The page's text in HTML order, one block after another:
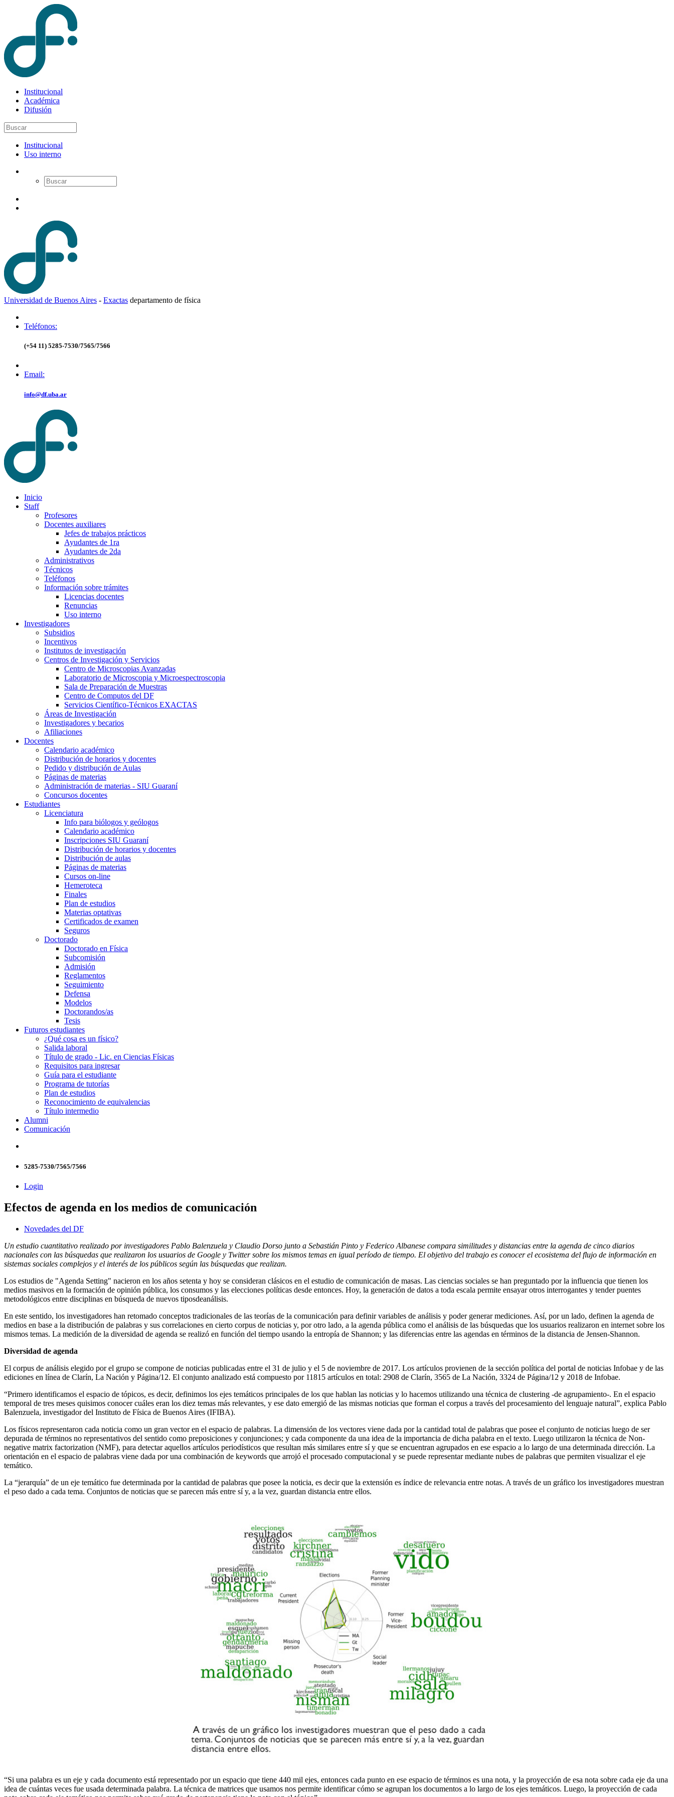
Institucional
Académica
Difusión
Institucional
Uso interno
Universidad de Buenos Aires - Exactas departamento de física
Teléfonos:
(+54 11) 5285-7530/7565/7566
Email:
info@df.uba.ar
Inicio
Staff
Profesores
Docentes auxiliares
Jefes de trabajos prácticos
Ayudantes de 1ra
Ayudantes de 2da
Administrativos
Técnicos
Teléfonos
Información sobre trámites
Licencias docentes
Renuncias
Uso interno
Investigadores
Subsidios
Incentivos
Institutos de investigación
Centros de Investigación y Servicios
Centro de Microscopias Avanzadas
Laboratorio de Microscopia y Microespectroscopia
Sala de Preparación de Muestras
Centro de Computos del DF
Servicios Científico-Técnicos EXACTAS
Áreas de Investigación
Investigadores y becarios
Afiliaciones
Docentes
Calendario académico
Distribución de horarios y docentes
Pedido y distribución de Aulas
Páginas de materias
Administración de materias - SIU Guaraní
Concursos docentes
Estudiantes
Licenciatura
Info para biólogos y geólogos
Calendario académico
Inscripciones SIU Guaraní
Distribución de horarios y docentes
Distribución de aulas
Páginas de materias
Cursos on-line
Hemeroteca
Finales
Plan de estudios
Materias optativas
Certificados de examen
Seguros
Doctorado
Doctorado en Física
Subcomisión
Admisión
Reglamentos
Seguimiento
Defensa
Modelos
Doctorandos/as
Tesis
Futuros estudiantes
¿Qué cosa es un físico?
Salida laboral
Título de grado - Lic. en Ciencias Físicas
Requisitos para ingresar
Guía para el estudiante
Programa de tutorías
Plan de estudios
Reconocimiento de equivalencias
Título intermedio
Alumni
Comunicación
5285-7530/7565/7566
Login
Efectos de agenda en los medios de comunicación
Novedades del DF
Un estudio cuantitativo realizado por investigadores Pablo Balenzuela y Claudio Dorso junto a Sebastián Pinto y Federico Albanese compara similitudes y distancias entre la agenda de cinco diarios
nacionales con las búsquedas que realizaron los usuarios de Google y Twitter sobre los mismos temas en igual período de tiempo. El objetivo del trabajo es conocer el ecosistema del flujo de información en
sistemas sociales complejos y el interés de los públicos según las búsquedas que realizan.
Los estudios de "Agenda Setting" nacieron en los años setenta y hoy se consideran clásicos en el estudio de comunicación de masas. Las ciencias sociales se han preguntado por la influencia que tienen los
medios masivos en la formación de opinión pública, los consumos y las elecciones políticas desde entonces. Hoy, la generación de datos a toda escala permite ensayar otros interrogantes y tender puentes
metodológicos entre disciplinas en búsqueda de nuevos tiposdeanálisis.
En este sentido, los investigadores han retomado conceptos tradicionales de las teorías de la comunicación para definir variables de análisis y poder generar mediciones. Así, por un lado, definen la agenda de
medios en base a la distribución de palabras y sus correlaciones en cierto corpus de noticias y, por otro lado, a la agenda pública como el análisis de las búsquedas que los usuarios realizaron en internet sobre los
mismos temas. La medición de la diversidad de agenda se realizó en función del tiempo usando la entropía de Shannon; y las diferencias entre las agendas en términos de la distancia de Jensen-Shannon.
Diversidad de agenda
El corpus de análisis elegido por el grupo se compone de noticias publicadas entre el 31 de julio y el 5 de noviembre de 2017. Los artículos provienen de la sección política del portal de noticias Infobae y de las
ediciones en línea de Clarín, La Nación y Página/12. El conjunto analizado está compuesto por 11815 artículos en total: 2908 de Clarín, 3565 de La Nación, 3324 de Página/12 y 2018 de Infobae.
“Primero identificamos el espacio de tópicos, es decir, definimos los ejes temáticos principales de los que hablan las noticias y lo hacemos utilizando una técnica de clustering -de agrupamiento-. En el espacio
temporal de tres meses quisimos conocer cuáles eran los diez temas más relevantes, y ese dato emergió de las mismas noticias que forman el corpus a través del procesamiento del lenguaje natural”, explica Pablo
Balenzuela, investigador del Instituto de Física de Buenos Aires (IFIBA).
Los físicos representaron cada noticia como un gran vector en el espacio de palabras. La dimensión de los vectores viene dada por la cantidad total de palabras que posee el conjunto de noticias luego de ser
depurada de términos no representativos del sentido como preposiciones y conjunciones; y cada componente da una idea de la importancia de dicha palabra en el texto. Luego utilizaron la técnica de Non-
negative matrix factorization (NMF), para detectar aquellos artículos periodísticos que resultan más similares entre sí y que se encuentran agrupados en ese espacio a lo largo de una determinada dirección. La
orientación en el espacio de palabras viene dada por una combinación de keywords que arrojó el procesado computacional y se puede representar mediante nubes de palabras que permiten visualizar el eje
temático.
La “jerarquía” de un eje temático fue determinada por la cantidad de palabras que posee la noticia, es decir que la extensión es índice de relevancia entre notas. A través de un gráfico los investigadores muestran
el peso dado a cada tema. Conjuntos de noticias que se parecen más entre sí y, a la vez, guardan distancia entre ellos.
“Si una palabra es un eje y cada documento está representado por un espacio que tiene 440 mil ejes, entonces cada punto en ese espacio de términos es una nota, y la proyección de esa nota sobre cada eje da una
idea de cuántas veces fue usada determinada palabra. La técnica de matrices que usamos nos permite identificar cómo se agrupan los documentos a lo largo de los ejes temáticos. Luego, la proyección de cada